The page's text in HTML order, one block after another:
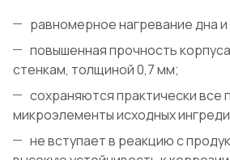
равномерное нагревание дна и
повышенная прочность
стенкам, толщиной 0,7 мм;
сохраняются практически все
микроэлементы исходных
не вступает в реакцию с